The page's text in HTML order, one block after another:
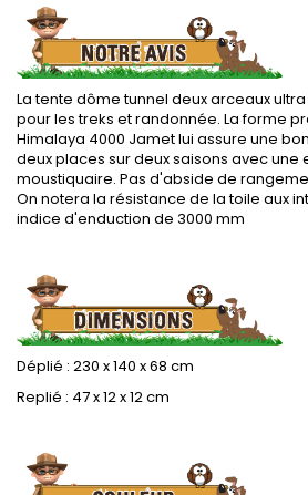
La tente dôme tunnel deux arceaux
pour les treks et randonnée. La forme
Himalaya 4000 Jamet lui assure une
deux places sur deux saisons avec
moustiquaire. Pas d'abside de
On notera la résistance de la toile aux
indice d'enduction de 3000 mm
Déplié : 230 x 140 x 68 cm
Replié : 47 x 12 x 12 cm